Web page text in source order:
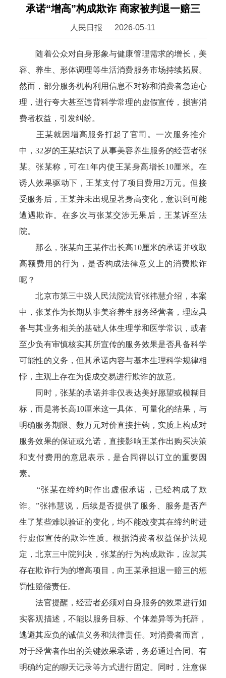
承诺“增高”构成欺诈 商家被判退一赔三
人民日报 2026-05-11
随着公众对自身形象与健康管理需求的增长，美
容、养生、形体调理等生活消费服务市场持续拓展。
然而，部分服务机构利用信息不对称和消费者急迫心
理，进行夸大甚至违背科学常理的虚假宣传，损害消
费者权益，引发纠纷。
王某就因增高服务打起了官司。一次服务推介
中，32岁的王某结识了从事美容养生服务的经营者张
某。张某称，可在1年内使王某身高增长10厘米。在
诱人效果驱动下，王某支付了项目费用2万元。但接
受服务后，王某并未出现显著身高变化，意识到可能
遭遇欺诈。在多次与张某交涉无果后，王某诉至法
院。
那么，张某向王某作出长高10厘米的承诺并收取
高额费用的行为，是否构成法律意义上的消费欺诈
呢？
北京市第三中级人民法院法官张祎慧介绍，本案
中，张某作为长期从事美容养生服务经营者，理应具
备与其业务相关的基础人体生理学和医学常识，或者
至少负有审慎核实其所宣传的服务效果是否具备科学
可能性的义务，但其承诺内容与基本生理科学规律相
悖，主观上存在为促成交易进行欺诈的故意。
同时，张某的承诺并非仅表达美好愿望或模糊目
标，而是将长高10厘米这一具体、可量化的结果，与
明确服务期限、数万元对价直接挂钩，实质上构成对
服务效果的保证或允诺，直接影响王某作出购买决策
和支付费用的意思表示，是合同得以订立的重要因
素。
“张某在缔约时作出虚假承诺，已经构成了欺
诈。”张祎慧说，后续是否提供了服务、服务是否产
生了某些难以验证的变化，均不能改变其在缔约时进
行虚假宣传的欺诈性质。根据消费者权益保护法规
定，北京三中院判决，张某的行为构成欺诈，应就其
存在欺诈行为的增高项目，向王某承担退一赔三的惩
罚性赔偿责任。
法官提醒，经营者必须对自身服务的效果进行如
实客观描述，不能以服务目标、个体差异等为托辞，
逃避其应负的诚信义务和法律责任。对消费者而言，
对于经营者作出的关键效果承诺，务必通过合同、有
明确约定的聊天记录等方式进行固定。同时，注意保